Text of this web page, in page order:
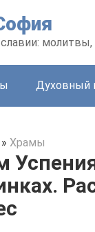
Духовный
» Храмы